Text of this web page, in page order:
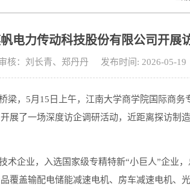
电力传动科技股份有限公司开展
核：刘长青、郑丹丹 发布时间: 2026-05-19
梁，5月15日上午，江南大学商学院国际商
展了一场深度访企调研活动，近距离探访制
术企业，入选国家级专精特新“小巨人”企业
覆盖输配电储能减速电机、房车减速电机、